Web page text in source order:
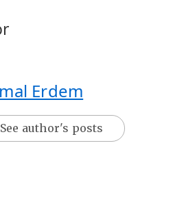
Erdem
See author's posts